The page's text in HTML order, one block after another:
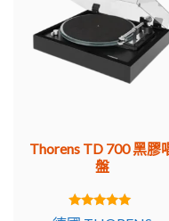
的同步電機（最初是
壓）。
最後一個系列，TD 160
托倫斯 TD 126 MK I –
1976 年，TD 126 取代
降、自動關閉等舒適功
Thorens TD 700 黑膠
盤
5.00